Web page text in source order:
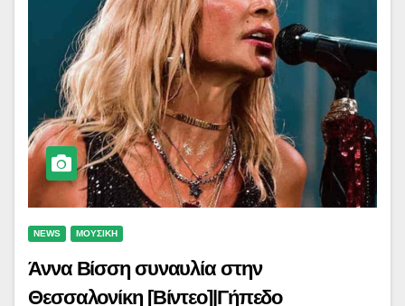
NEWS ΜΟΥΣΙΚΗ
Άννα Βίσση συναυλία στην
Θεσσαλονίκη [Βίντεο]|Γήπεδο